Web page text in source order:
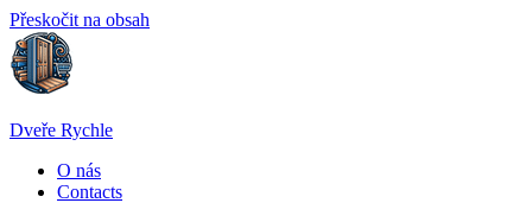
Přeskočit na obsah
Dveře Rychle
O nás
Contacts